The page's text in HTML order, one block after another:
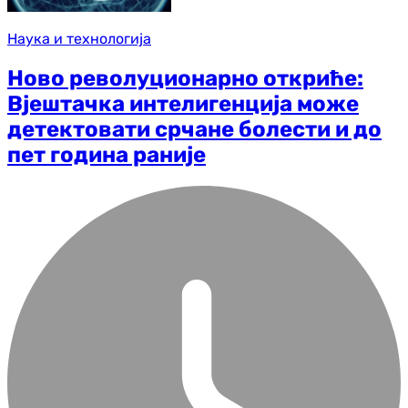
Наука и технологија
Ново револуционарно откриће:
Вјештачка интелигенција може
детектовати срчане болести и до
пет година раније